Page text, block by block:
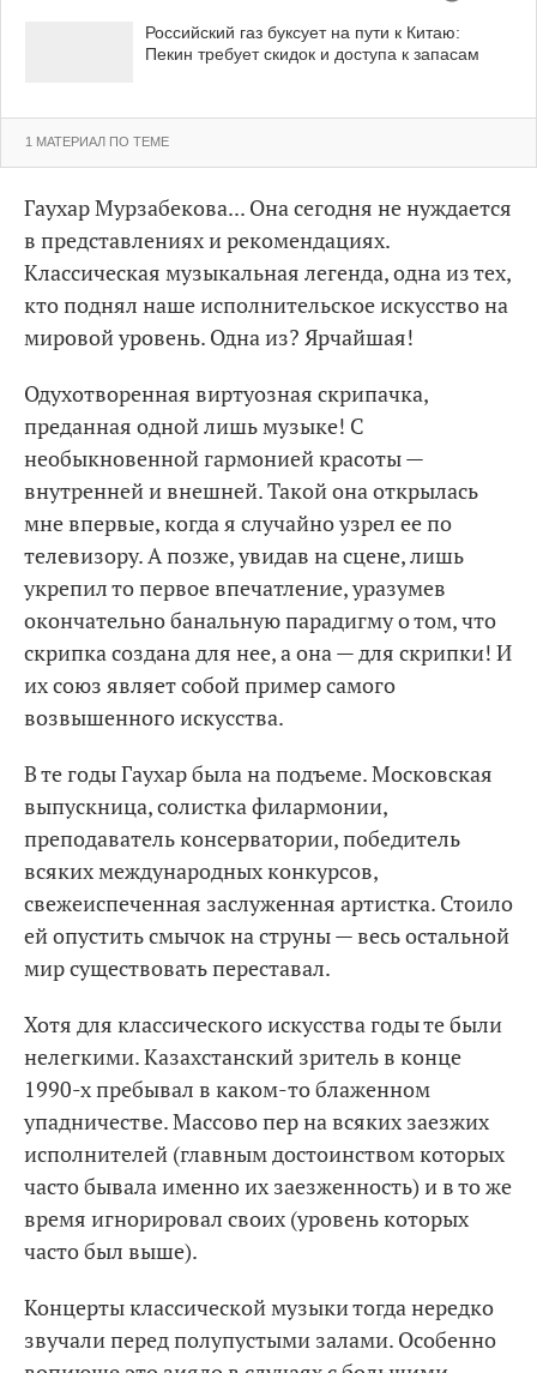
Российский газ буксует на пути к Китаю:
Пекин требует скидок и доступа к запасам
1 МАТЕРИАЛ ПО ТЕМЕ
Гаухар Мурзабекова... Она сегодня не нуждается
в представлениях и рекомендациях.
Классическая музыкальная легенда, одна из тех,
кто поднял наше исполнительское искусство на
мировой уровень. Одна из? Ярчайшая!
Одухотворенная виртуозная скрипачка,
преданная одной лишь музыке! С
необыкновенной гармонией красоты —
внутренней и внешней. Такой она открылась
мне впервые, когда я случайно узрел ее по
телевизору. А позже, увидав на сцене, лишь
укрепил то первое впечатление, уразумев
окончательно банальную парадигму о том, что
скрипка создана для нее, а она — для скрипки! И
их союз являет собой пример самого
возвышенного искусства.
В те годы Гаухар была на подъеме. Московская
выпускница, солистка филармонии,
преподаватель консерватории, победитель
всяких международных конкурсов,
свежеиспеченная заслуженная артистка. Стоило
ей опустить смычок на струны — весь остальной
мир существовать переставал.
Хотя для классического искусства годы те были
нелегкими. Казахстанский зритель в конце
1990-х пребывал в каком-то блаженном
упадничестве. Массово пер на всяких заезжих
исполнителей (главным достоинством которых
часто бывала именно их заезженность) и в то же
время игнорировал своих (уровень которых
часто был выше).
Концерты классической музыки тогда нередко
звучали перед полупустыми залами. Особенно